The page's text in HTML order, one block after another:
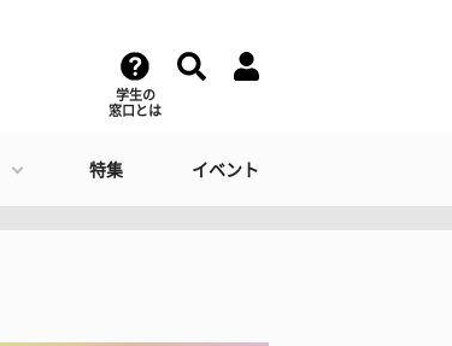
学生の
窓口とは
特集 イベント